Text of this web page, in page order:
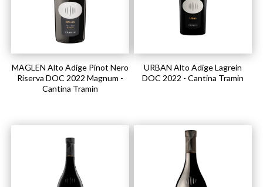
MAGLEN Alto Adige Pinot Nero
Riserva DOC 2022 Magnum -
Cantina Tramin
URBAN Alto Adige Lagrein
DOC 2022 - Cantina Tramin